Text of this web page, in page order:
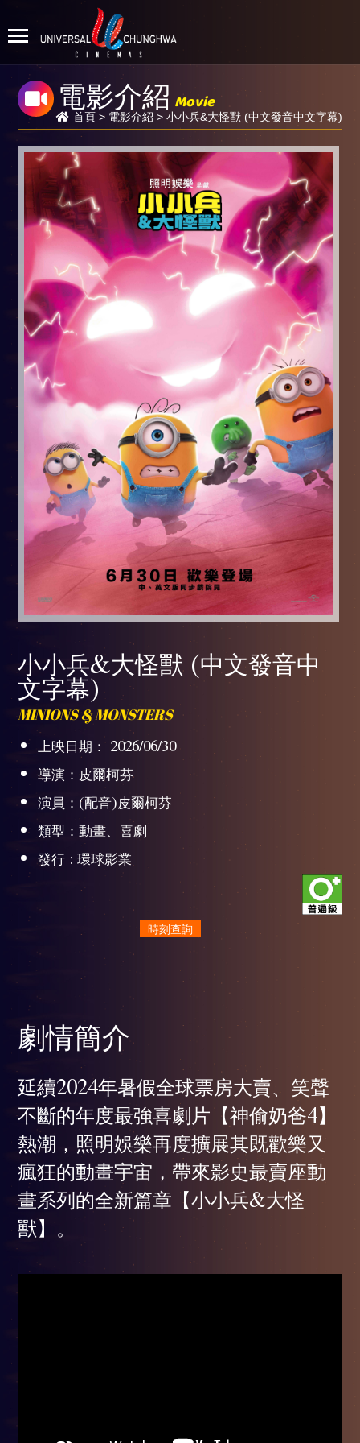
電影介紹 Movie
首頁> 電影介紹 > 小小兵&大怪獸 (中文發音中文字幕)
小小兵&大怪獸 (中文發音中
文字幕)
MINIONS & MONSTERS
上映日期： 2026/06/30
導演：皮爾柯芬
演員：(配音)皮爾柯芬
類型：動畫、喜劇
發行 : 環球影業
時刻查詢
劇情簡介
延續2024年暑假全球票房大賣、笑聲
不斷的年度最強喜劇片【神偷奶爸4】
熱潮，照明娛樂再度擴展其既歡樂又
瘋狂的動畫宇宙，帶來影史最賣座動
畫系列的全新篇章【小小兵&大怪
獸】。